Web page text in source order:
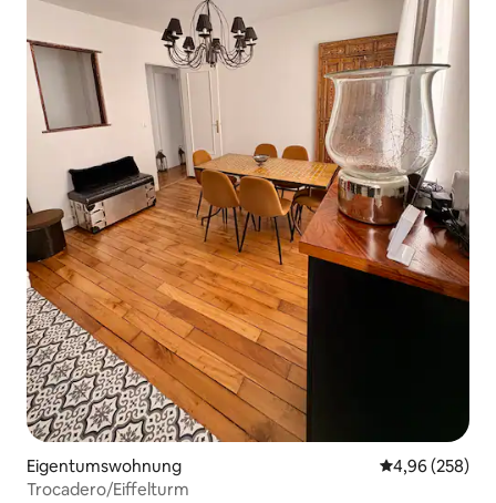
Eigentumswohnung
4,96 (258)
Trocadero/Eiffelturm